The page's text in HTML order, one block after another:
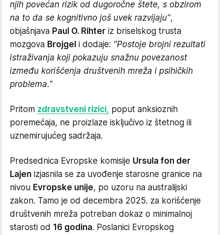
njih povećan rizik od dugoročne štete, s obzirom
na to da se kognitivno još uvek razvijaju",
objašnjava Paul O. Rihter iz briselskog trusta
mozgova Brojgel i dodaje: "Postoje brojni rezultati
istraživanja koji pokazuju snažnu povezanost
između korišćenja društvenih mreža i psihičkih
problema."
Pritom zdravstveni rizici, poput anksioznih
poremećaja, ne proizlaze isključivo iz štetnog ili
uznemirujućeg sadržaja.
Predsednica Evropske komisije Ursula fon der
Lajen izjasnila se za uvođenje starosne granice na
nivou Evropske unije, po uzoru na australijski
zakon. Tamo je od decembra 2025. za korišćenje
društvenih mreža potreban dokaz o minimalnoj
starosti od 16 godina. Poslanici Evropskog